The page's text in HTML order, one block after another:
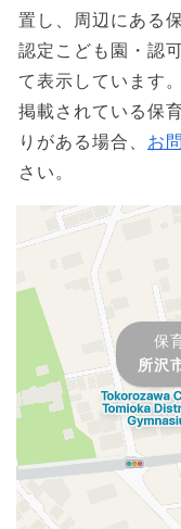
置し、周辺にある
認定こども園・認
て表示しています。
掲載されている保
りがある場合、 お
さい。
保
所沢